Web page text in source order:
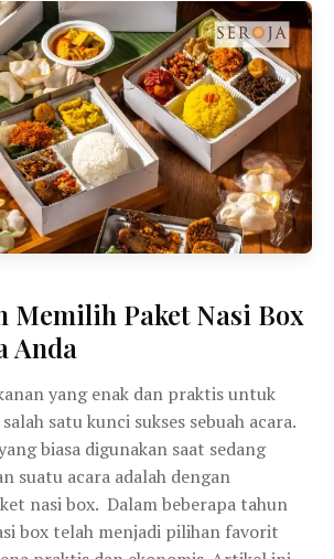
Memilih Paket Nasi Box
Anda
yang enak dan praktis untuk
satu kunci sukses sebuah acara.
biasa digunakan saat sedang
suatu acara adalah dengan
nasi box. Dalam beberapa tahun
box telah menjadi pilihan favorit